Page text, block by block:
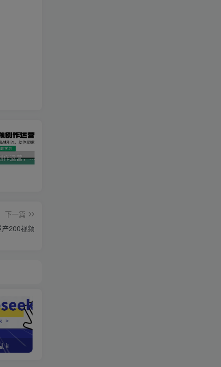
AI短视频创作运营，揭秘算法、文案创作与私域引流，助你掌握流量密码
下一篇
200视频